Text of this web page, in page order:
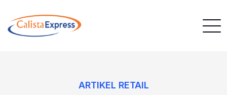
ARTIKEL RETAIL